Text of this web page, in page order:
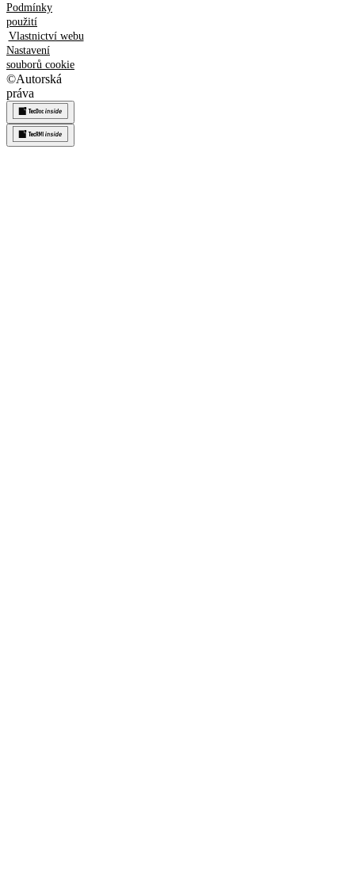
Podmínky
použití
Vlastnictví webu
Nastavení
souborů cookie
©Autorská
práva